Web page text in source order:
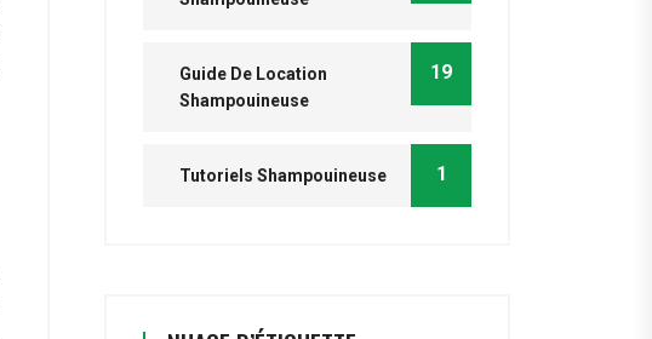
Guide De Location
Shampouineuse
19
Tutoriels Shampouineuse 1